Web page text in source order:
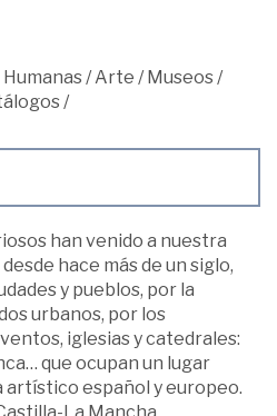
/Arte /Museos/
/
han venido a nuestra
hace más de un siglo,
y pueblos, por la
urbanos, por los
iglesias y catedrales:
que ocupan un lugar
artístico español y europeo.